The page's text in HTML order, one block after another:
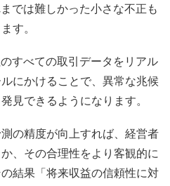
では難しかった小さな不正も
す。
すべての取引データをリアル
にかけることで、異常な兆候
見できるようになります。
の精度が向上すれば、経営者
、その合理性をより客観的に
結果「将来収益の信頼性に対